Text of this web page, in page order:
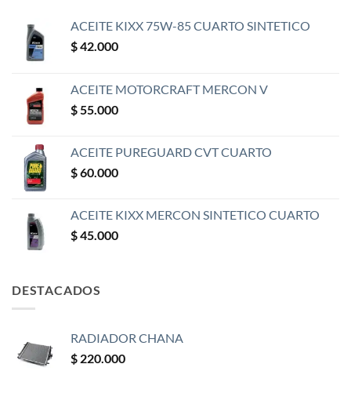
ACEITE KIXX 75W-85 CUARTO SINTETICO
$42.000
ACEITE MOTORCRAFT MERCON V
$ 55.000
ACEITE PUREGUARD CVT CUARTO
$60.000
ACEITE KIXX MERCON SINTETICO CUARTO
$45.000
DESTACADOS
RADIADOR CHANA
$ 220.000